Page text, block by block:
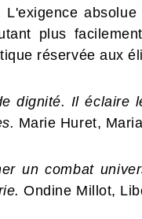
L'exigence
plus
réservée aux
dignité. Il éclaire
Marie Huret,
un combat
Ondine Millot,